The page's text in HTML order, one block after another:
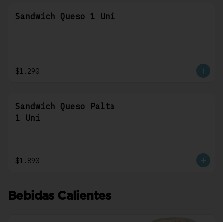
Sandwich Queso 1 Uni
$1.290
Sandwich Queso Palta
1 Uni
$1.890
Bebidas Calientes